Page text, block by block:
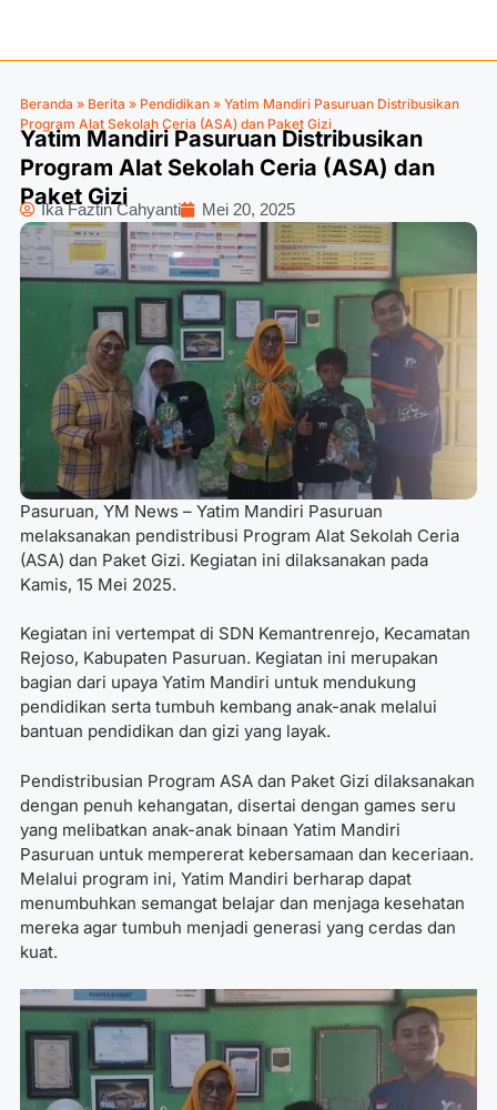
Beranda » Berita » Pendidikan » Yatim Mandiri Pasuruan Distribusikan
Program Alat Sekolah Ceria (ASA) dan Paket Gizi
Yatim Mandiri Pasuruan Distribusikan
Program Alat Sekolah Ceria (ASA) dan
Paket Gizi
Ika Faztin Cahyanti Mei 20, 2025
Pasuruan, YM News – Yatim Mandiri Pasuruan
melaksanakan pendistribusi Program Alat Sekolah Ceria
(ASA) dan Paket Gizi. Kegiatan ini dilaksanakan pada
Kamis, 15 Mei 2025.
Kegiatan ini vertempat di SDN Kemantrenrejo, Kecamatan
Rejoso, Kabupaten Pasuruan. Kegiatan ini merupakan
bagian dari upaya Yatim Mandiri untuk mendukung
pendidikan serta tumbuh kembang anak-anak melalui
bantuan pendidikan dan gizi yang layak.
Pendistribusian Program ASA dan Paket Gizi dilaksanakan
dengan penuh kehangatan, disertai dengan games seru
yang melibatkan anak-anak binaan Yatim Mandiri
Pasuruan untuk mempererat kebersamaan dan keceriaan.
Melalui program ini, Yatim Mandiri berharap dapat
menumbuhkan semangat belajar dan menjaga kesehatan
mereka agar tumbuh menjadi generasi yang cerdas dan
kuat.